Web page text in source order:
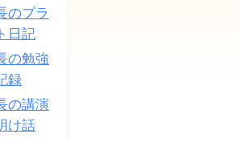
のプラ
日記
の勉強
録
の講演
け話